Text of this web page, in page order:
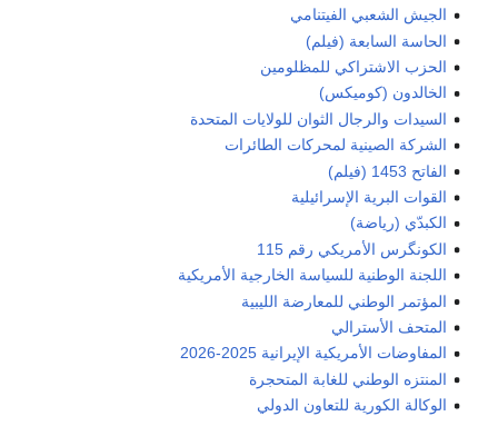
الجيش الشعبي الفيتنامي
الحاسة السابعة (فيلم)
الحزب الاشتراكي للمظلومين
الخالدون (كوميكس)
السيدات والرجال الثوان للولايات المتحدة
الشركة الصينية لمحركات الطائرات
الفاتح 1453 (فيلم)
القوات البرية الإسرائيلية
الكبدّي (رياضة)
الكونگرس الأمريكي رقم 115
اللجنة الوطنية للسياسة الخارجية الأمريكية
المؤتمر الوطني للمعارضة الليبية
المتحف الأسترالي
المفاوضات الأمريكية الإيرانية 2025-2026
المنتزه الوطني للغابة المتحجرة
الوكالة الكورية للتعاون الدولي